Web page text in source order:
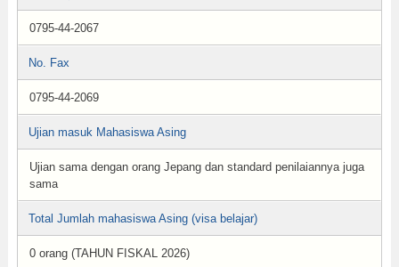
0795-44-2067
No. Fax
0795-44-2069
Ujian masuk Mahasiswa Asing
Ujian sama dengan orang Jepang dan standard penilaiannya juga
sama
Total Jumlah mahasiswa Asing (visa belajar)
0 orang (TAHUN FISKAL 2026)